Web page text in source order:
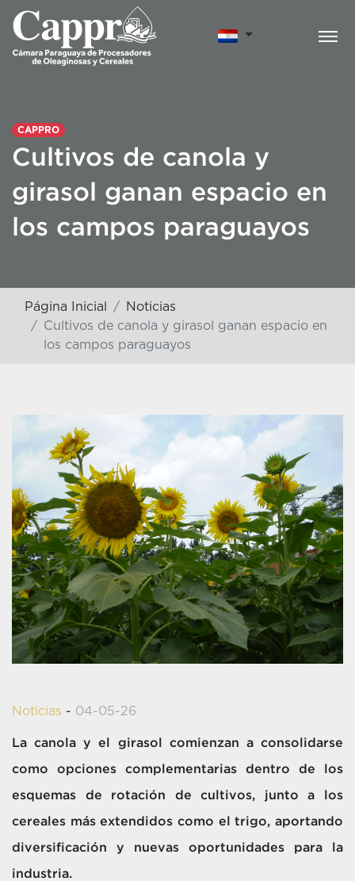
CAPPRO
Cultivos de canola y
girasol ganan espacio en
los campos paraguayos
Página Inicial
Noticias
Cultivos de canola y girasol ganan espacio en
los campos paraguayos
Noticias - 04-05-26
La canola y el girasol comienzan a consolidarse
como opciones complementarias dentro de los
esquemas de rotación de cultivos, junto a los
cereales más extendidos como el trigo, aportando
diversificación y nuevas oportunidades para la
industria.